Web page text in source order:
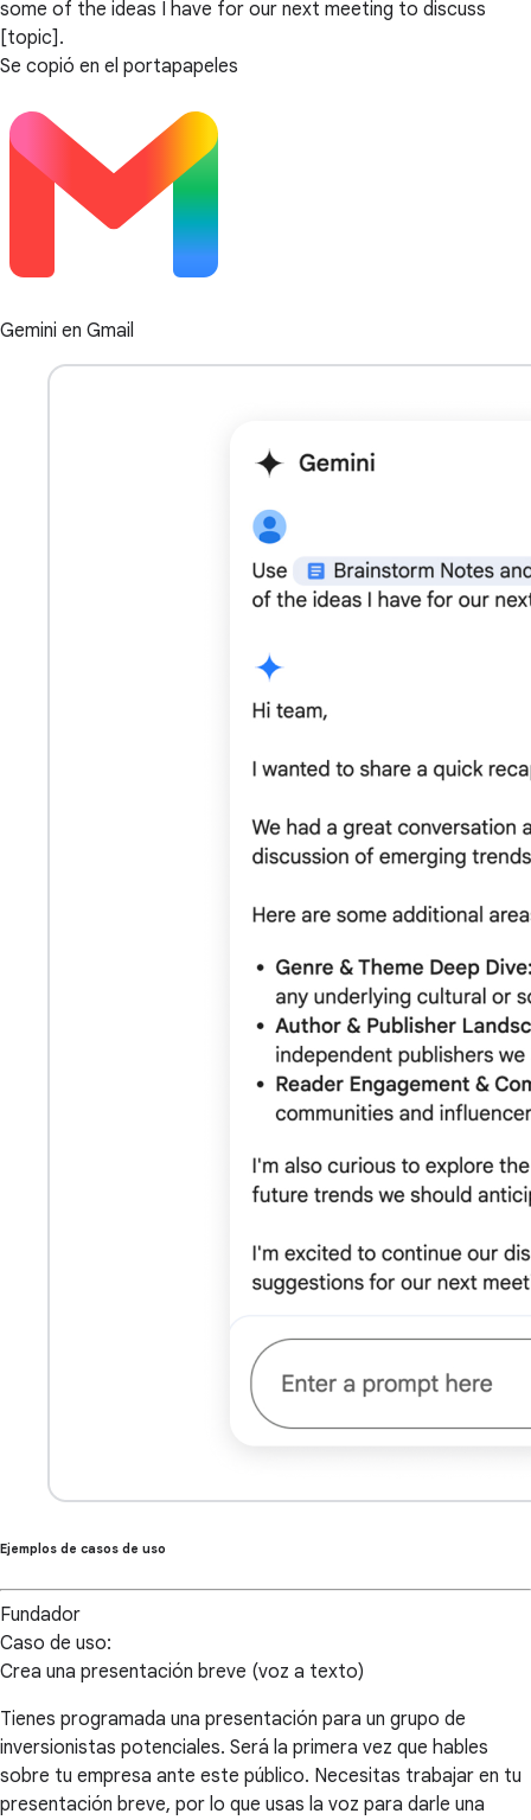
some of the ideas I have for our next meeting to discuss
[topic].
Se copió en el portapapeles
Gemini en Gmail
Ejemplos de casos de uso
Fundador
Caso de uso:
Crea una presentación breve (voz a texto)
Tienes programada una presentación para un grupo de
inversionistas potenciales. Será la primera vez que hables
sobre tu empresa ante este público. Necesitas trabajar en tu
presentación breve, por lo que usas la voz para darle una